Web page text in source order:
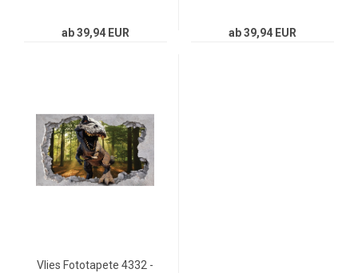
ab 39,94 EUR
ab 39,94 EUR
Vlies Fototapete 4332 -